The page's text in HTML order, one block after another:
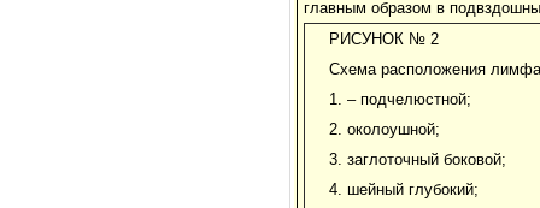
главным образом в
РИСУНОК № 2
Схема расположения
1. – подчелюстной;
2. околоушной;
3. заглоточный боковой;
4. шейный глубокий;